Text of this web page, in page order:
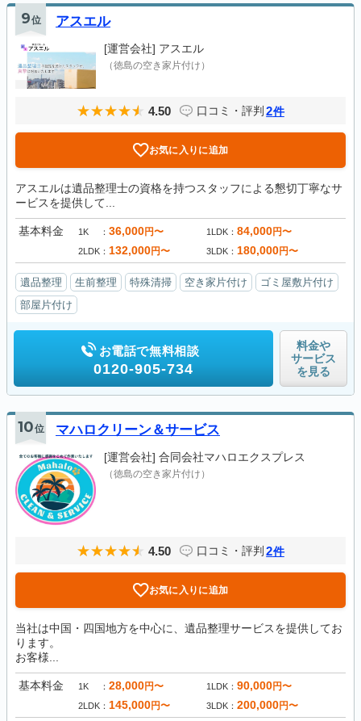
9位 アスエル
[運営会社] アスエル
（徳島の空き家片付け）
4.50 口コミ・評判 2件
お気に入りに追加
アスエルは遺品整理士の資格を持つスタッフによる懇切丁寧なサ
ービスを提供して...
基本料金 1K 36,000円〜 1LDK 84,000円〜
2LDK 132,000円〜 3LDK 180,000円〜
遺品整理 生前整理 特殊清掃 空き家片付け
ゴミ屋敷片付け
部屋片付け
お電話で無料相談
0120-905-734
料金や
サービス
を見る
10位 マハロクリーン＆サービス
[運営会社] 合同会社マハロエクスプレス
（徳島の空き家片付け）
4.50 口コミ・評判 2件
お気に入りに追加
当社は中国・四国地方を中心に、遺品整理サービスを提供してお
ります。
お客様...
基本料金 1K 28,000円〜 1LDK 90,000円〜
2LDK 145,000円〜 3LDK 200,000円〜